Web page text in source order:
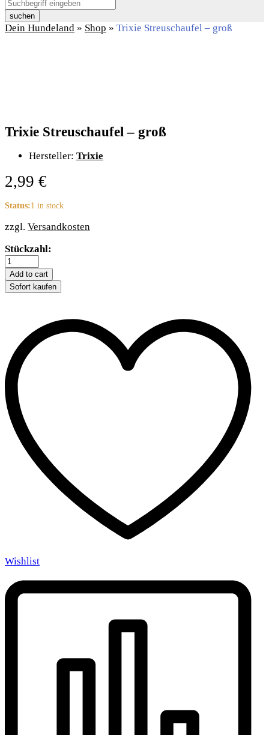
suchen
Dein Hundeland » Shop » Trixie Streuschaufel – groß
Trixie Streuschaufel – groß
Hersteller: Trixie
2,99 €
Status:1 in stock
zzgl. Versandkosten
Trixie
Streuschaufel
-
groß
quantity
Stückzahl:
Add to cart
Sofort kaufen
Wishlist